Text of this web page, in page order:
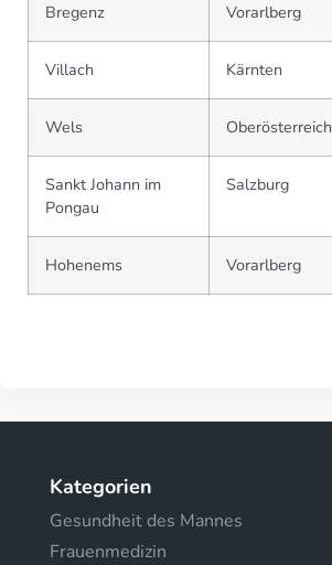
Bregenz Vorarlberg
Villach Kärnten
Wels Oberösterreich
Sankt Johann im
Pongau
Salzburg
Hohenems Vorarlberg
Kategorien
Gesundheit des Mannes
Frauenmedizin